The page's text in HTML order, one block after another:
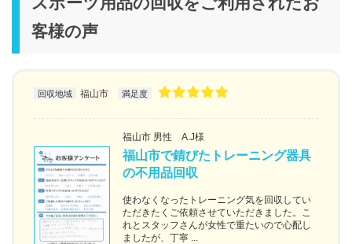
客様の声
回収地域 福山市 満足度
福山市 男性 A.J様
福山市で錆びたトレーニング器具
の不用品回収
使わなくなったトレーニング気を回収してい
ただきたくご依頼させていただきました。こ
れとスタッフさんが女性で重たいので心配し
ましたが、丁寧 ...